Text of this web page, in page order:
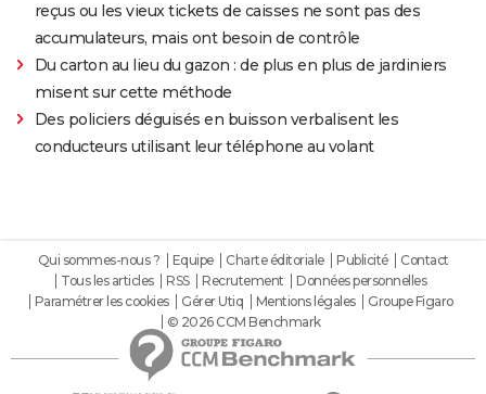
reçus ou les vieux tickets de caisses ne sont pas des
accumulateurs, mais ont besoin de contrôle
Du carton au lieu du gazon : de plus en plus de jardiniers
misent sur cette méthode
Des policiers déguisés en buisson verbalisent les
conducteurs utilisant leur téléphone au volant
Qui sommes-nous ? Equipe Charte éditoriale Publicité
Contact
Tous les articles
RSS Recrutement
Données personnelles
Paramétrer les cookies
Gérer Utiq Mentions légales
Groupe Figaro
© 2026 CCM Benchmark